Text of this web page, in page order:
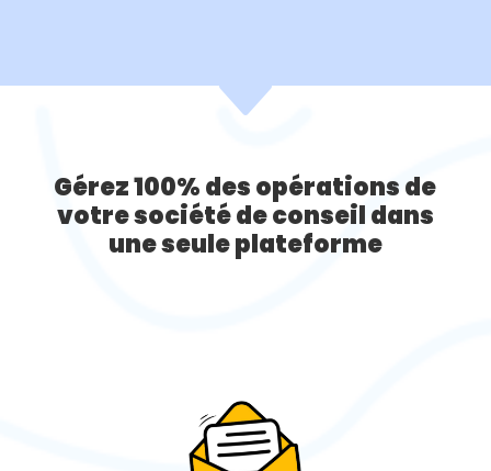
C
Gérez 100% des opérations de
votre société de conseil dans
une seule plateforme